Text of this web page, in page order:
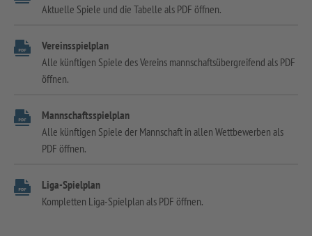
Aktuelle Spiele und die Tabelle als PDF öffnen.
Vereinsspielplan
Alle künftigen Spiele des Vereins mannschaftsübergreifend als PDF
öffnen.
Mannschaftsspielplan
Alle künftigen Spiele der Mannschaft in allen Wettbewerben als
PDF öffnen.
Liga-Spielplan
Kompletten Liga-Spielplan als PDF öffnen.